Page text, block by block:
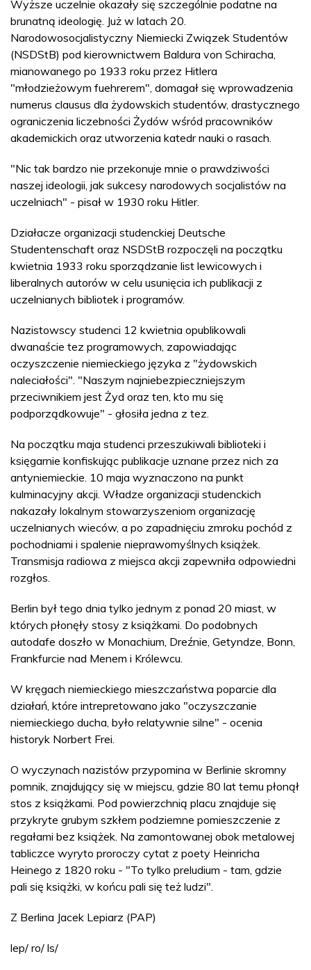
Wyższe uczelnie okazały się szczególnie podatne na
brunatną ideologię. Już w latach 20.
Narodowosocjalistyczny Niemiecki Związek Studentów
(NSDStB) pod kierownictwem Baldura von Schiracha,
mianowanego po 1933 roku przez Hitlera
"młodzieżowym fuehrerem", domagał się wprowadzenia
numerus clausus dla żydowskich studentów, drastycznego
ograniczenia liczebności Żydów wśród pracowników
akademickich oraz utworzenia katedr nauki o rasach.
"Nic tak bardzo nie przekonuje mnie o prawdziwości
naszej ideologii, jak sukcesy narodowych socjalistów na
uczelniach" - pisał w 1930 roku Hitler.
Działacze organizacji studenckiej Deutsche
Studentenschaft oraz NSDStB rozpoczęli na początku
kwietnia 1933 roku sporządzanie list lewicowych i
liberalnych autorów w celu usunięcia ich publikacji z
uczelnianych bibliotek i programów.
Nazistowscy studenci 12 kwietnia opublikowali
dwanaście tez programowych, zapowiadając
oczyszczenie niemieckiego języka z "żydowskich
naleciałości". "Naszym najniebezpieczniejszym
przeciwnikiem jest Żyd oraz ten, kto mu się
podporządkowuje" - głosiła jedna z tez.
Na początku maja studenci przeszukiwali biblioteki i
księgarnie konfiskując publikacje uznane przez nich za
antyniemieckie. 10 maja wyznaczono na punkt
kulminacyjny akcji. Władze organizacji studenckich
nakazały lokalnym stowarzyszeniom organizację
uczelnianych wieców, a po zapadnięciu zmroku pochód z
pochodniami i spalenie nieprawomyślnych książek.
Transmisja radiowa z miejsca akcji zapewniła odpowiedni
rozgłos.
Berlin był tego dnia tylko jednym z ponad 20 miast, w
których płonęły stosy z książkami. Do podobnych
autodafe doszło w Monachium, Dreźnie, Getyndze, Bonn,
Frankfurcie nad Menem i Królewcu.
W kręgach niemieckiego mieszczaństwa poparcie dla
działań, które intrepretowano jako "oczyszczanie
niemieckiego ducha, było relatywnie silne" - ocenia
historyk Norbert Frei.
O wyczynach nazistów przypomina w Berlinie skromny
pomnik, znajdujący się w miejscu, gdzie 80 lat temu płonął
stos z książkami. Pod powierzchnią placu znajduje się
przykryte grubym szkłem podziemne pomieszczenie z
regałami bez książek. Na zamontowanej obok metalowej
tabliczce wyryto proroczy cytat z poety Heinricha
Heinego z 1820 roku - "To tylko preludium - tam, gdzie
pali się książki, w końcu pali się też ludzi".
Z Berlina Jacek Lepiarz (PAP)
lep/ ro/ ls/